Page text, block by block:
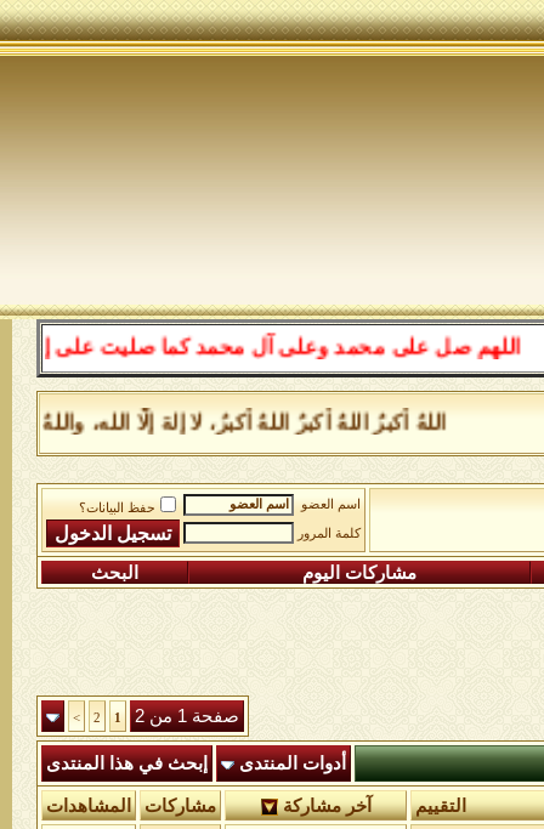
صل على محمد وعلى آل محمد كما صليت على إبراهيم
اللهُ أكبرُ اللهُ أكبرُ اللهُ أكبرُ، لا إلهَ إلَّا الله،
اسم العضو
حفظ البيانات؟
كلمة المرور
مشاركات اليوم البحث
صفحة 1 من 2 1
2
>
أدوات المنتدى إبحث في هذا المنتدى
التقييم آخر مشاركة مشاركات المشاهدات